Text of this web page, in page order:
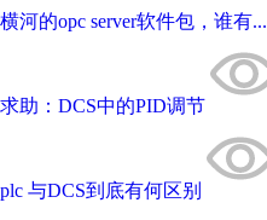
横河的opc server软件包，谁有...
求助：DCS中的PID调节
plc 与DCS到底有何区别